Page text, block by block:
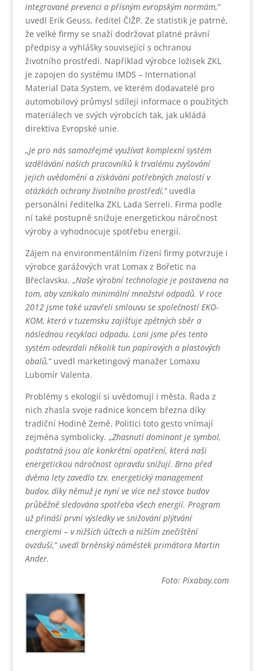
integrované prevenci a přísným evropským normám,“
uvedl Erik Geuss, ředitel ČIŽP. Ze statistik je patrné,
že velké firmy se snaží dodržovat platné právní
předpisy a vyhlášky související s ochranou
životního prostředí. Například výrobce ložisek ZKL
je zapojen do systému IMDS – International
Material Data System, ve kterém dodavatelé pro
automobilový průmysl sdílejí informace o použitých
materiálech ve svých výrobcích tak, jak ukládá
direktiva Evropské unie.
„Je pro nás samozřejmé využívat komplexní systém
vzdělávání našich pracovníků k trvalému zvyšování
jejich uvědomění a získávání potřebných znalostí v
otázkách ochrany životního prostředí,“uvedla
personální ředitelka ZKL Lada Serreli. Firma podle
ní také postupně snižuje energetickou náročnost
výroby a vyhodnocuje spotřebu energií.
Zájem na environmentálním řízení firmy potvrzuje i
výrobce garážových vrat Lomax z Bořetic na
Břeclavsku. „Naše výrobní technologie je postavena na
tom, aby vznikalo minimální množství odpadů. V roce
2012 jsme také uzavřeli smlouvu se společností EKO-
KOM, která v tuzemsku zajišťuje zpětných sběr a
následnou recyklaci odpadu. Loni jsme přes tento
systém odevzdali několik tun papírových a plastových
obalů,“uvedl marketingový manažer Lomaxu
Lubomír Valenta.
Problémy s ekologií si uvědomují i města. Řada z
nich zhasla svoje radnice koncem března díky
tradiční Hodině Země. Politici toto gesto vnímají
zejména symbolicky. „Zhasnutí dominant je symbol,
podstatná jsou ale konkrétní opatření, která naši
energetickou náročnost opravdu snižují. Brno před
dvěma lety zavedlo tzv. energetický management
budov, díky němuž je nyní ve více než stovce budov
průběžně sledována spotřeba všech energií. Program
už přináší první výsledky ve snižování plýtvání
energiemi – v nižších účtech a nižším znečištění
ovzduší,“ uvedl brněnský náměstek primátora Martin
Ander.
Foto: Pixabay.com